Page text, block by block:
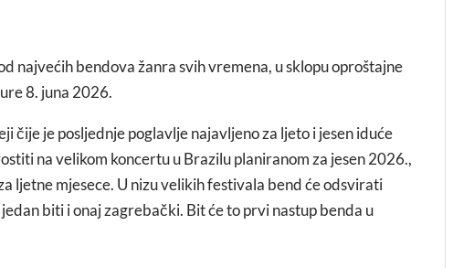
najvećih bendova žanra svih vremena, u sklopu oproštajne
8. juna 2026.
čije je posljednje poglavlje najavljeno za ljeto i jesen iduće
na velikom koncertu u Brazilu planiranom za jesen 2026.,
ljetne mjesece. U nizu velikih festivala bend će odsvirati
biti i onaj zagrebački. Bit će to prvi nastup benda u